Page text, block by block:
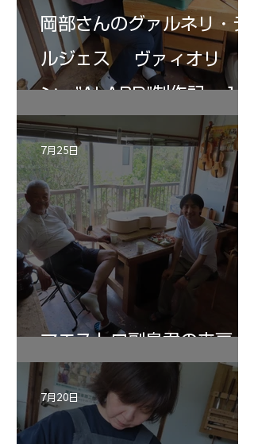
岡部さんのグァルネリ・デ
ルジェス ヴァィオリ
ン ”ALARD"制作記 １2
マエストロ副島君の来房
7月25日
7月20日